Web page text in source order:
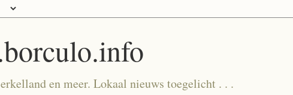
en meer. Lokaal nieuws toegelicht . . .